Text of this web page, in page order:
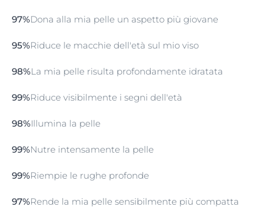
97%Dona alla mia pelle un aspetto più giovane
95%Riduce le macchie dell'età sul mio viso
98%La mia pelle risulta profondamente idratata
99%Riduce visibilmente i segni dell'età
98%Illumina la pelle
99%Nutre intensamente la pelle
99%Riempie le rughe profonde
97%Rende la mia pelle sensibilmente più compatta